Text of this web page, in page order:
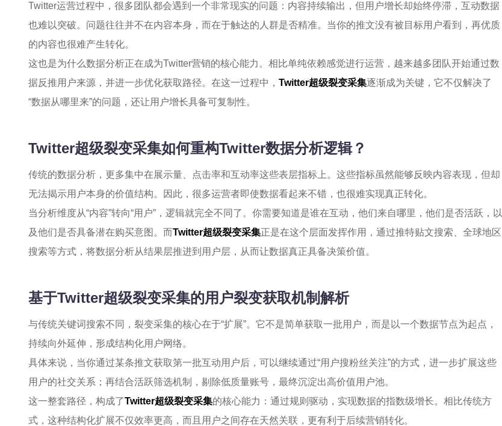
Twitter运营过程中，很多团队都会遇到一个非常现实的问题：内容持续输出，但用户增长却始终停滞，互动数据
也难以突破。问题往往并不在内容本身，而在于触达的人群是否精准。当你的推文没有被目标用户看到，再优质
的内容也很难产生转化。
这也是为什么数据分析正在成为Twitter营销的核心能力。相比单纯依赖感觉进行运营，越来越多团队开始通过数
据反推用户来源，并进一步优化获取路径。在这一过程中， Twitter超级裂变采集逐渐成为关键，它不仅解决了
“数据从哪里来”的问题，还让用户增长具备可复制性。
Twitter超级裂变采集如何重构Twitter数据分析逻辑？
传统的数据分析，更多集中在展示量、点击率和互动率这些表层指标上。这些指标虽然能够反映内容表现，但却
无法揭示用户本身的价值结构。因此，很多运营者即使数据看起来不错，也很难实现真正转化。
当分析维度从“内容”转向“用户”，逻辑就完全不同了。你需要知道是谁在互动，他们来自哪里，他们是否活跃，以
及他们是否具备潜在购买意图。而Twitter超级裂变采集正是在这个层面发挥作用，通过推特贴文搜索、全球地区
搜索等方式，将数据分析从结果层推进到用户层，从而让数据真正具备决策价值。
基于Twitter超级裂变采集的用户裂变获取机制解析
与传统关键词搜索不同，裂变采集的核心在于“扩展”。它不是简单获取一批用户，而是以一个数据节点为起点，
持续向外延伸，形成结构化用户网络。
具体来说，当你通过某条推文获取第一批互动用户后，可以继续通过“用户搜粉丝关注”的方式，进一步扩展这些
用户的社交关系；再结合活跃筛选机制，剔除低质量账号，最终沉淀出高价值用户池。
这一整套路径，构成了Twitter超级裂变采集的核心能力：通过规则驱动，实现数据的指数级增长。相比传统方
式，这种结构化扩展不仅效率更高，而且用户之间存在天然关联，更有利于后续营销转化。